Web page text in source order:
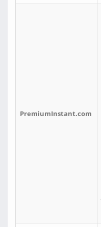
PremiumInstant.com